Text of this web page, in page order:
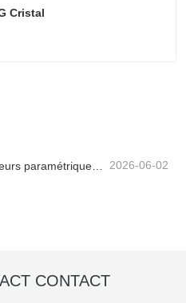
Cristal
Recherche sur les oscillateurs paramétriques infrarouges moyens - Partie 05 2026-06-02
CONTACT